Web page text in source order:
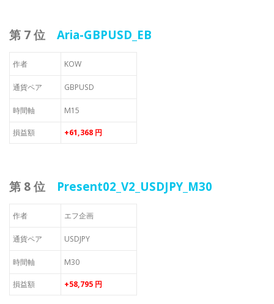
第 7 位 Aria-GBPUSD_EB
作者 KOW
通貨ペア GBPUSD
時間軸 M15
損益額 +61,368 円
第 8 位 Present02_V2_USDJPY_M30
作者 エフ企画
通貨ペア USDJPY
時間軸 M30
損益額 +58,795 円